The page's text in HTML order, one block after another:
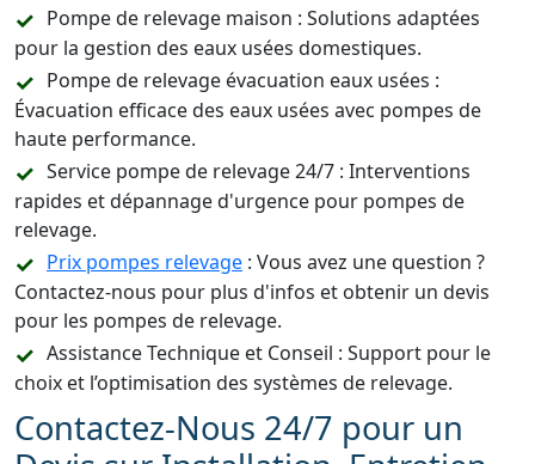
Pompe de relevage maison : Solutions adaptées
pour la gestion des eaux usées domestiques.
Pompe de relevage évacuation eaux usées :
Évacuation efficace des eaux usées avec pompes de
haute performance.
Service pompe de relevage 24/7 : Interventions
rapides et dépannage d'urgence pour pompes de
relevage.
Prix pompes relevage : Vous avez une question ?
Contactez-nous pour plus d'infos et obtenir un devis
pour les pompes de relevage.
Assistance Technique et Conseil : Support pour le
choix et l’optimisation des systèmes de relevage.
Contactez-Nous 24/7 pour un